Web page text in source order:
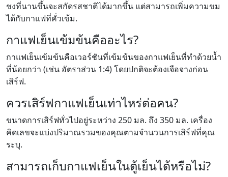
ชงที่นานขึ้นจะสกัดรสชาติได้มากขึ้น แต่สามารถเพิ่มความขม
ได้กับกาแฟที่คั่วเข้ม.
กาแฟเย็นเข้มข้นคืออะไร?
กาแฟเย็นเข้มข้นคือเวอร์ชันที่เข้มข้นของกาแฟเย็นที่ทำด้วยน้ำ
ที่น้อยกว่า (เช่น อัตราส่วน 1:4) โดยปกติจะต้องเจือจางก่อน
เสิร์ฟ.
ควรเสิร์ฟกาแฟเย็นเท่าไหร่ต่อคน?
ขนาดการเสิร์ฟทั่วไปอยู่ระหว่าง 250 มล. ถึง 350 มล. เครื่อง
คิดเลขจะแบ่งปริมาณรวมของคุณตามจำนวนการเสิร์ฟที่คุณ
ระบุ.
สามารถเก็บกาแฟเย็นในตู้เย็นได้หรือไม่?